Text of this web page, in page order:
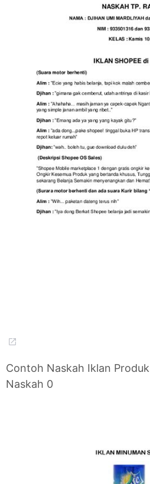
Contoh Naskah Iklan
Naskah 0